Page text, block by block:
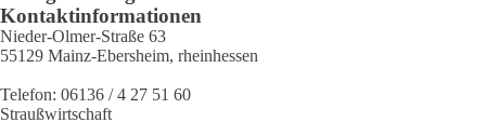
Kontaktinformationen
Nieder-Olmer-Straße 63
55129 Mainz-Ebersheim, rheinhessen
Telefon: 06136 / 4 27 51 60
Straußwirtschaft